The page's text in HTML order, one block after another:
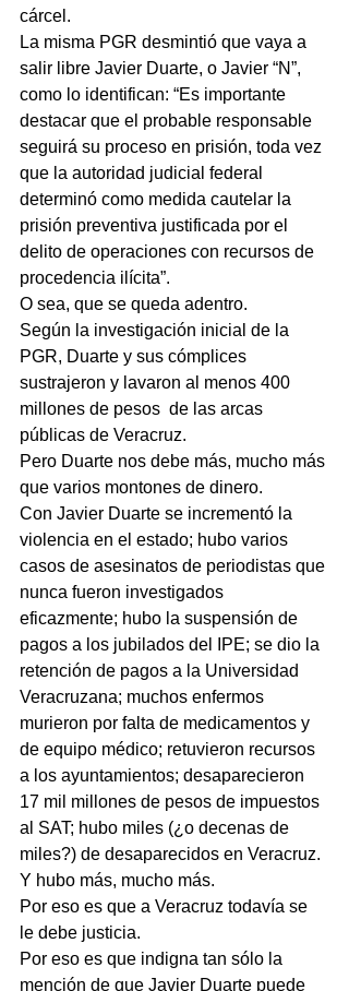
cárcel.
La misma PGR desmintió que vaya a
salir libre Javier Duarte, o Javier “N”,
como lo identifican: “Es importante
destacar que el probable responsable
seguirá su proceso en prisión, toda vez
que la autoridad judicial federal
determinó como medida cautelar la
prisión preventiva justificada por el
delito de operaciones con recursos de
procedencia ilícita”.
O sea, que se queda adentro.
Según la investigación inicial de la
PGR, Duarte y sus cómplices
sustrajeron y lavaron al menos 400
millones de pesos  de las arcas
públicas de Veracruz.
Pero Duarte nos debe más, mucho más
que varios montones de dinero.
Con Javier Duarte se incrementó la
violencia en el estado; hubo varios
casos de asesinatos de periodistas que
nunca fueron investigados
eficazmente; hubo la suspensión de
pagos a los jubilados del IPE; se dio la
retención de pagos a la Universidad
Veracruzana; muchos enfermos
murieron por falta de medicamentos y
de equipo médico; retuvieron recursos
a los ayuntamientos; desaparecieron
17 mil millones de pesos de impuestos
al SAT; hubo miles (¿o decenas de
miles?) de desaparecidos en Veracruz.
Y hubo más, mucho más.
Por eso es que a Veracruz todavía se
le debe justicia.
Por eso es que indigna tan sólo la
mención de que Javier Duarte puede